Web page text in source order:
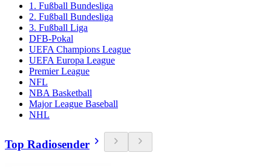
1. Fußball Bundesliga
2. Fußball Bundesliga
3. Fußball Liga
DFB-Pokal
UEFA Champions League
UEFA Europa League
Premier League
NFL
NBA Basketball
Major League Baseball
NHL
Top Radiosender